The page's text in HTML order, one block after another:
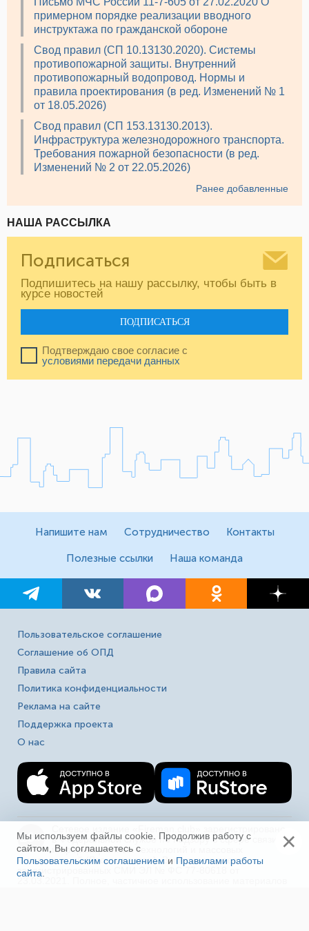
примерном порядке реализации вводного
инструктажа по гражданской обороне
Свод правил (СП 10.13130.2020). Системы
противопожарной защиты. Внутренний
противопожарный водопровод. Нормы и
правила проектирования (в ред. Изменений № 1
от 18.05.2026)
Свод правил (СП 153.13130.2013).
Инфраструктура железнодорожного транспорта.
Требования пожарной безопасности (в ред.
Изменений № 2 от 22.05.2026)
Ранее добавленные
НАША РАССЫЛКА
Подписаться
Подпишитесь на нашу рассылку, чтобы быть в
курсе новостей
ПОДПИСАТЬСЯ
Подтверждаю свое согласие с
условиями передачи данных
Напишите нам Сотрудничество Контакты
Полезные ссылки Наша команда
Пользовательское соглашение
Соглашение об ОПД
Правила сайта
Политика конфиденциальности
Реклама на сайте
Поддержка проекта
О нас
16+
в Федеральной службе по надзору в сфере связи,
информационных технологий и массовых
коммуникаций (Роскомнадзор). Выписка из реестра
зарегистрированных СМИ ЭЛ № ФС 77-80618 от
Мы используем файлы cookie. Продолжив работу с
сайтом, Вы соглашаетесь с
Пользовательским соглашением и Правилами работы
сайта
×